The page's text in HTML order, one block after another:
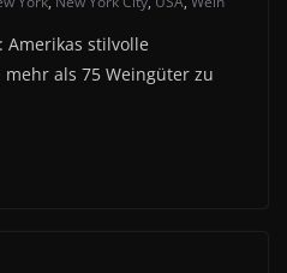
Amerikas stilvolle
als 75 Weingüter zu